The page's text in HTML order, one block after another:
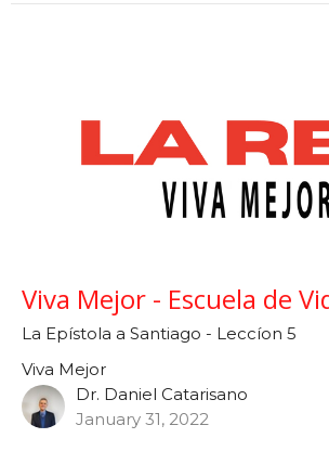
Viva Mejor - Escuela de
La Epístola a Santiago - Leccíon 5
Viva Mejor
Dr. Daniel Catarisano
January 31, 2022